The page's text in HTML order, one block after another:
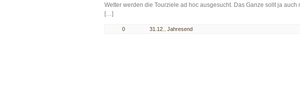
Wetter werden die Tourziele ad hoc ausgesucht. Das Ganze sollt ja
[…]
0 31.12. Jahresend